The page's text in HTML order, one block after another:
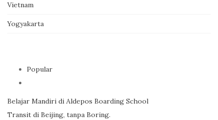
Vietnam
Yogyakarta
Popular
Belajar Mandiri di Aldepos Boarding School
Transit di Beijing, tanpa Boring.